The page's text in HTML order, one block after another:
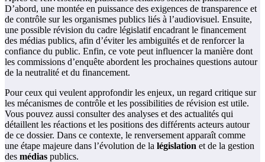
D’abord, une montée en puissance des exigences de transparence et
de contrôle sur les organismes publics liés à l’audiovisuel. Ensuite,
une possible révision du cadre législatif encadrant le financement
des médias publics, afin d’éviter les ambiguïtés et de renforcer la
confiance du public. Enfin, ce vote peut influencer la manière dont
les commissions d’enquête abordent les prochaines questions autour
de la neutralité et du financement.
Pour ceux qui veulent approfondir les enjeux, un regard critique sur
les mécanismes de contrôle et les possibilities de révision est utile.
Vous pouvez aussi consulter des analyses et des actualités qui
détaillent les réactions et les positions des différents acteurs autour
de ce dossier. Dans ce contexte, le renversement apparaît comme
une étape majeure dans l’évolution de la législation et de la gestion
des médias publics.